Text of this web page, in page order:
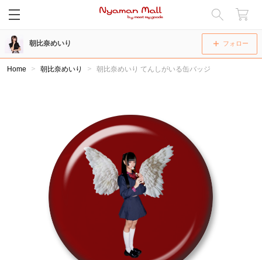
閉じる
朝比奈めいり フォロー
Home 朝比奈めいり 朝比奈めいり てんしがいる缶バッジ